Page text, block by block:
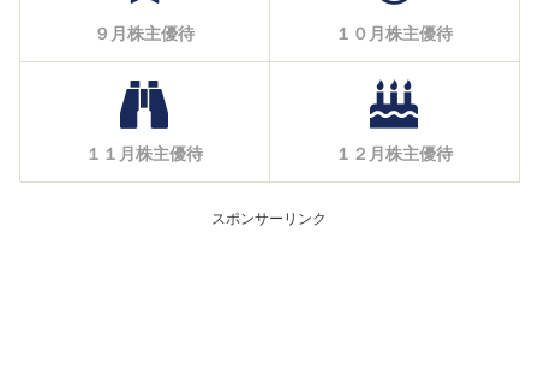
９月株主優待 １０月株主優待
１１月株主優待 １２月株主優待
スポンサーリンク